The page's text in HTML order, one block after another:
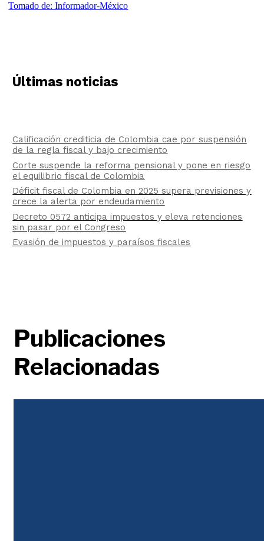
Tomado de: Informador-México
Últimas noticias
Calificación crediticia de Colombia cae por suspensión
de la regla fiscal y bajo crecimiento
Corte suspende la reforma pensional y pone en riesgo
el equilibrio fiscal de Colombia
Déficit fiscal de Colombia en 2025 supera previsiones y
crece la alerta por endeudamiento
Decreto 0572 anticipa impuestos y eleva retenciones
sin pasar por el Congreso
Evasión de impuestos y paraísos fiscales
Publicaciones
Relacionadas